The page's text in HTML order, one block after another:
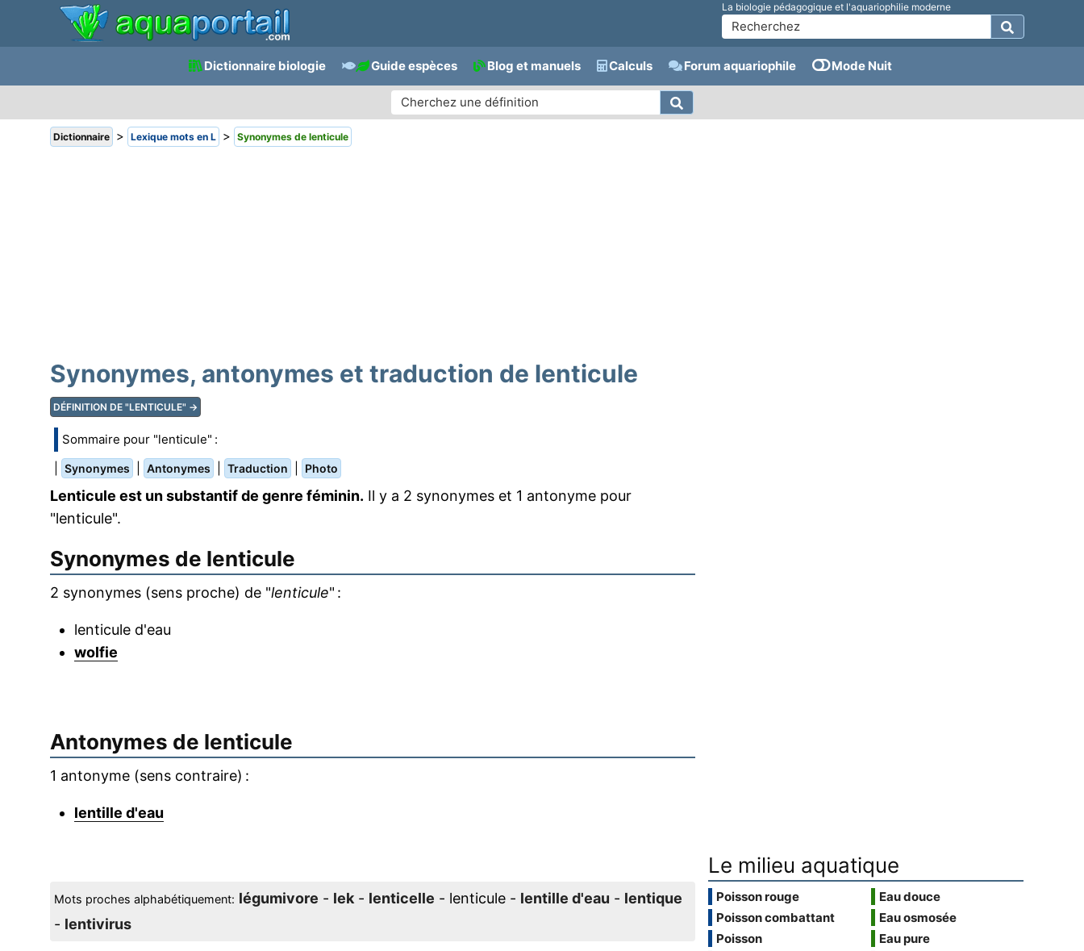
La biologie pédagogique et l'aquariophilie moderne
Dictionnaire biologie Guide espèces Blog et manuels Calculs Forum aquariophile Mode Nuit
Dictionnaire > Lexique mots en L > Synonymes de lenticule
Synonymes, antonymes et traduction de lenticule
DÉFINITION DE "LENTICULE" →
Sommaire pour "lenticule" :
Synonymes Antonymes Traduction Photo
Lenticule est un substantif de genre féminin. Il y a 2 synonymes et 1 antonyme pour
"lenticule".
Synonymes de lenticule
2 synonymes (sens proche) de "lenticule" :
lenticule d'eau
wolfie
Antonymes de lenticule
1 antonyme (sens contraire) :
lentille d'eau
Mots proches alphabétiquement: légumivore - lek - lenticelle - lenticule - lentille d'eau - lentique
- lentivirus
Le milieu aquatique
Poisson rouge
Poisson combattant
Poisson
Eau douce
Eau osmosée
Eau pure